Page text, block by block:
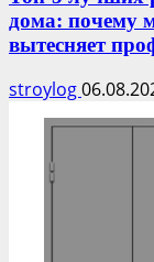
дома: почему
вытесняет
stroylog